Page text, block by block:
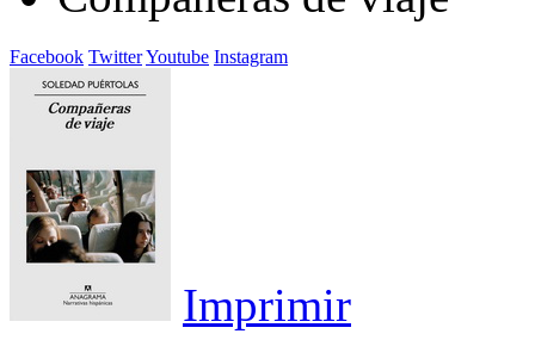
Facebook TwitterYoutube Instagram
Imprimir